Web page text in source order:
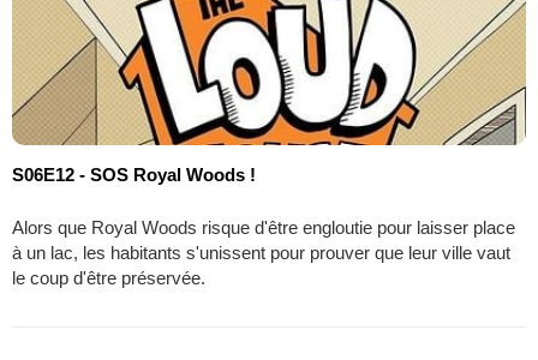
S06E12 - SOS Royal Woods !
Alors que Royal Woods risque d'être engloutie pour laisser place
à un lac, les habitants s'unissent pour prouver que leur ville vaut
le coup d'être préservée.